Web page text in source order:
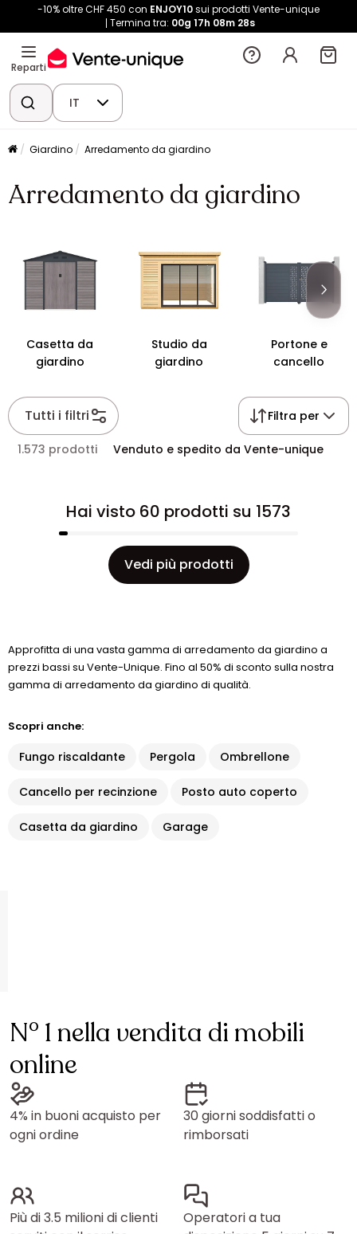
-10% oltre CHF 450 con ENJOY10sui prodotti Vente-unique
Termina tra: 00g 17h 08m 27s
Reparti
IT
Giardino Arredamento da giardino
Arredamento da giardino
Casetta da
giardino
Studio da
giardino
Portone e
cancello
Tutti i filtri Filtra per
1.573 prodotti Venduto e spedito da Vente-unique
Hai visto 60 prodotti su 1573
Vedi più prodotti
Approfitta di una vasta gamma di arredamento da giardino a
prezzi bassi su Vente-Unique. Fino al 50% di sconto sulla nostra
gamma di arredamento da giardino di qualità.
Scopri anche:
Fungo riscaldante Pergola Ombrellone
Cancello per recinzione Posto auto coperto
Casetta da giardino Garage
N° 1 nella vendita di mobili
online
4% in buoni acquisto per
ogni ordine
30 giorni soddisfatti o
rimborsati
Più di 3.5 milioni di clienti
Operatori a tua